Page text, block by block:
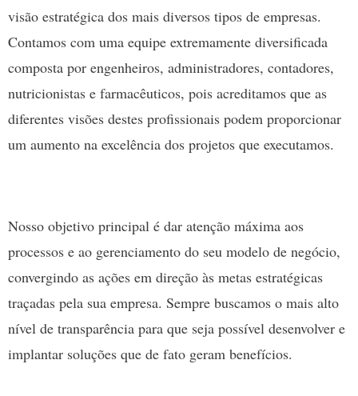
visão estratégica dos mais diversos tipos de empresas.
Contamos com uma equipe extremamente diversificada
composta por engenheiros, administradores, contadores,
nutricionistas e farmacêuticos, pois acreditamos que as
diferentes visões destes profissionais podem proporcionar
um aumento na excelência dos projetos que executamos.
Nosso objetivo principal é dar atenção máxima aos
processos e ao gerenciamento do seu modelo de negócio,
convergindo as ações em direção às metas estratégicas
traçadas pela sua empresa. Sempre buscamos o mais alto
nível de transparência para que seja possível desenvolver e
implantar soluções que de fato geram benefícios.